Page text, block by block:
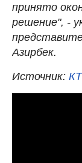
принято
решение", -
Азирбек.
Источник: